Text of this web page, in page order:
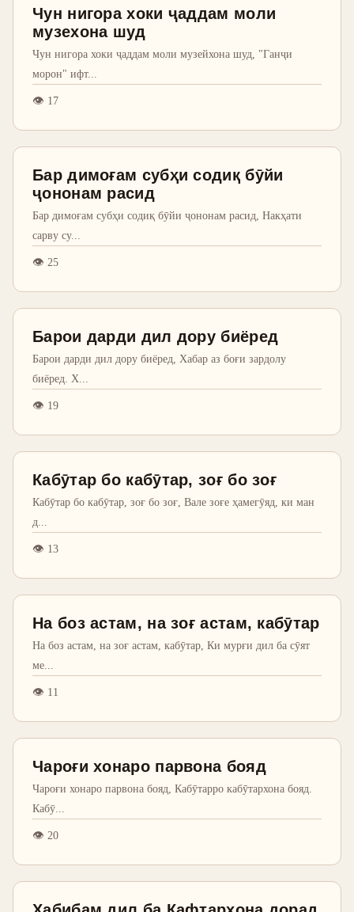
Чун нигора хоки ҷаддам моли
музехона шуд
Чун нигора хоки ҷаддам моли музейхона шуд, "Ганҷи
морон" ифт...
👁 17
Бар димоғам субҳи содиқ бӯйи
ҷононам расид
Бар димоғам субҳи содиқ бӯйи ҷононам расид, Накҳати
сарву су...
👁 25
Барои дарди дил дору биёред
Барои дарди дил дору биёред, Хабар аз боғи зардолу
биёред. Х
👁 19
Кабӯтар бо кабӯтар, зоғ бо зоғ
Кабӯтар бо кабӯтар, зоғ бо зоғ, Вале зоғе ҳамегӯяд, ки ман
д
👁 13
На боз астам, на зоғ астам, кабӯтар
На боз астам, на зоғ астам, кабӯтар, Ки мурғи дил ба сӯят
ме
👁 11
Чароғи хонаро парвона бояд
Чароғи хонаро парвона бояд, Кабӯтарро кабӯтархона бояд.
Кабӯ
👁 20